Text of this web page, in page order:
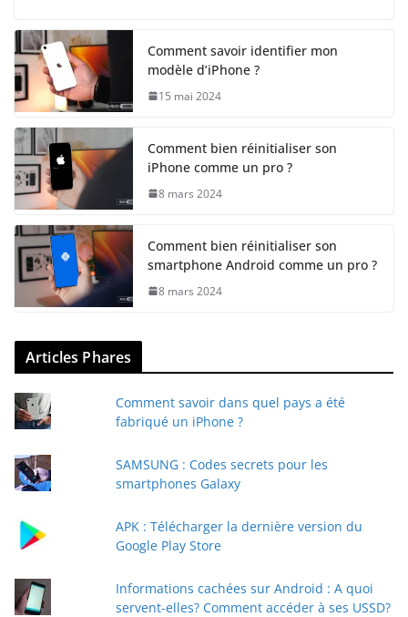
Comment savoir identifier mon
modèle d’iPhone ?
15 mai 2024
Comment bien réinitialiser son
iPhone comme un pro ?
8 mars 2024
Comment bien réinitialiser son
smartphone Android comme un pro ?
8 mars 2024
Articles Phares
Comment savoir dans quel pays a été
fabriqué un iPhone ?
SAMSUNG : Codes secrets pour les
smartphones Galaxy
APK : Télécharger la dernière version du
Google Play Store
Informations cachées sur Android : A quoi
servent-elles? Comment accéder à ses USSD?